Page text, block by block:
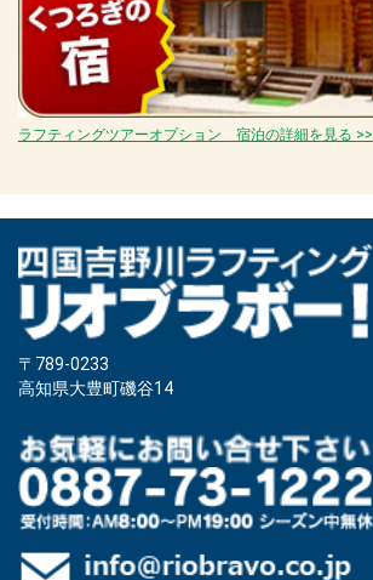
ラフティングツアーオプション 宿泊の詳細を見る >>
〒789-0233
高知県大豊町磯谷14